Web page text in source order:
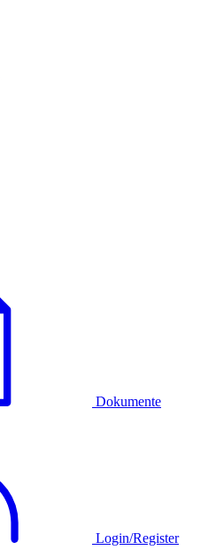
Dokumente
Login/Register